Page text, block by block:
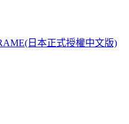
日本正式授權中文版)